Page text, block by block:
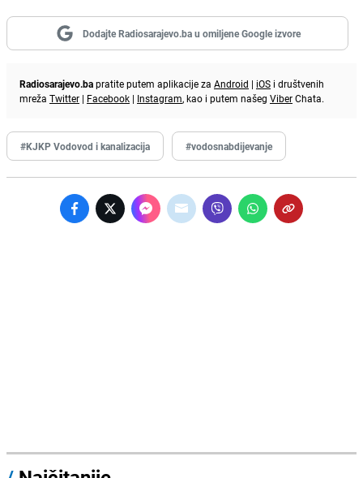
Dodajte Radiosarajevo.ba u omiljene Google izvore
Radiosarajevo.bapratite putem aplikacije za Android | iOS i društvenih
mreža Twitter | Facebook | Instagram, kao i putem našeg ViberChata.
#KJKP Vodovod i kanalizacija #vodosnabdijevanje